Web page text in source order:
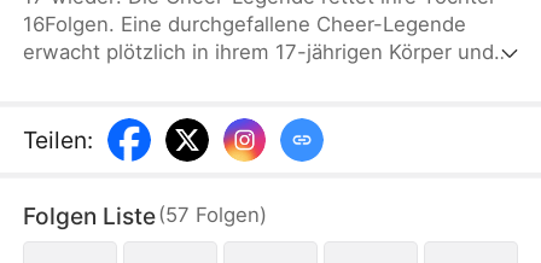
16Folgen. Eine durchgefallene Cheer-Legende
erwacht plötzlich in ihrem 17-jährigen Körper und
Tochter zu beschützen, fiese Mädchen
bloßzustellen und sich mit Saltos und Flickflacks
Teilen:
Folgen Liste(57 Folgen)